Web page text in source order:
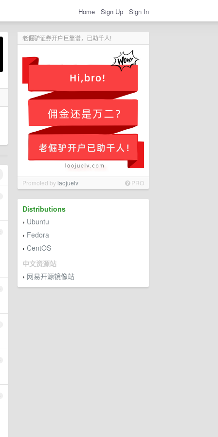
Home Sign Up Sign In
老倔驴证券开户巨靠谱，已助千人!
Promoted bylaojuelv PRO
Distributions
› Ubuntu
› Fedora
› CentOS
中文资源站
› 网易开源镜像站